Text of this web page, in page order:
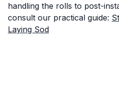
handling the rolls to post-
consult our practical guide:
Laying Sod